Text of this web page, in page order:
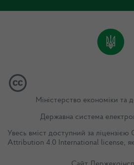
Міністерство економіки та
Державна система
Увесь вміст доступний за ліцензією
Attribution 4.0 International license,